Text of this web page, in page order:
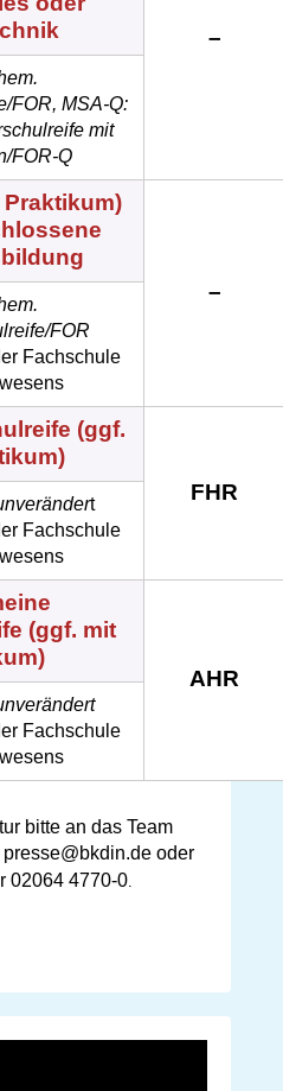
–
FOR, MSA-Q:
mit
FOR-Q
Praktikum)
–
FOR
Fachschule
(ggf.
FHR
t
Fachschule
(ggf. mit
AHR
Fachschule
bitte an das Team
presse@bkdin.de oder
02064 4770-0